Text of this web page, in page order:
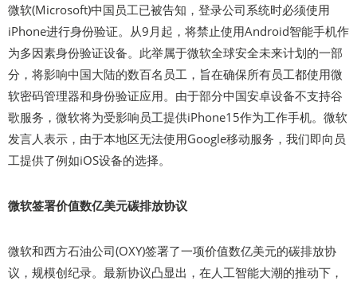
微软(Microsoft)中国员工已被告知，登录公司系统时必须使用
iPhone进行身份验证。从9月起，将禁止使用Android智能手机作
为多因素身份验证设备。此举属于微软全球安全未来计划的一部
分，将影响中国大陆的数百名员工，旨在确保所有员工都使用微
软密码管理器和身份验证应用。由于部分中国安卓设备不支持谷
歌服务，微软将为受影响员工提供iPhone15作为工作手机。微软
发言人表示，由于本地区无法使用Google移动服务，我们即向员
工提供了例如iOS设备的选择。
微软签署价值数亿美元碳排放协议
微软和西方石油公司(OXY)签署了一项价值数亿美元的碳排放协
议，规模创纪录。最新协议凸显出，在人工智能大潮的推动下，